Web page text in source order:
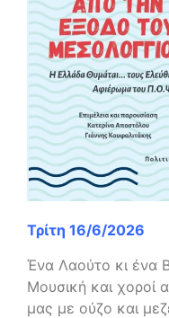
Τρίτη 16/6/2026
Ένα Λαούτο κι ένα
Μουσική και χοροί
μας με ούζο και